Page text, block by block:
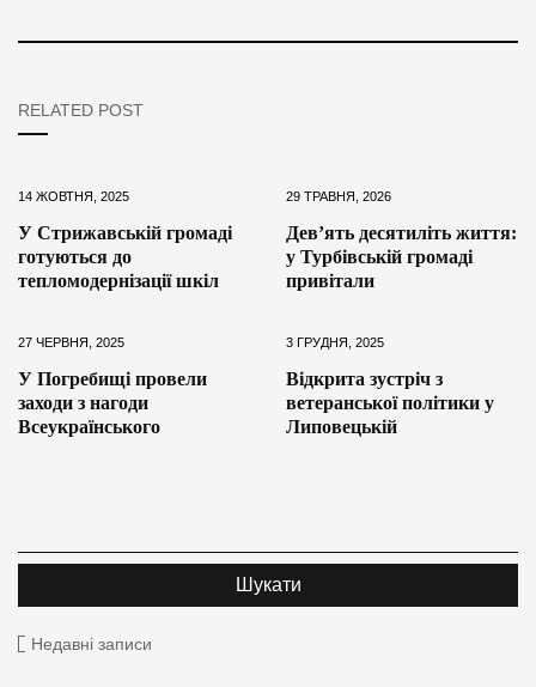
RELATED POST
14 ЖОВТНЯ, 2025
У Стрижавській громаді
готуються до
тепломодернізації шкіл
29 ТРАВНЯ, 2026
Дев’ять десятиліть життя:
у Турбівській громаді
привітали
27 ЧЕРВНЯ, 2025
У Погребищі провели
заходи з нагоди
Всеукраїнського
3 ГРУДНЯ, 2025
Відкрита зустріч з
ветеранської політики у
Липовецькій
Недавні записи